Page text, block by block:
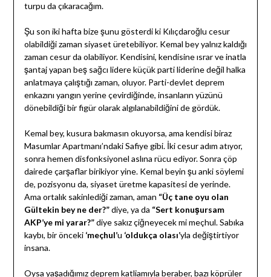
turpu da çıkaracağım.
Şu son iki hafta bize şunu gösterdi ki Kılıçdaroğlu cesur
olabildiği zaman siyaset üretebiliyor. Kemal bey yalnız kaldığı
zaman cesur da olabiliyor. Kendisini, kendisine ısrar ve inatla
şantaj yapan beş sağcı lidere küçük parti liderine değil halka
anlatmaya çalıştığı zaman, oluyor. Parti-devlet deprem
enkazını yangın yerine çevirdiğinde, insanların yüzünü
dönebildiği bir figür olarak algılanabildiğini de gördük.
Kemal bey, kusura bakmasın okuyorsa, ama kendisi biraz
Masumlar Apartmanı’ndaki Safiye gibi. İki cesur adım atıyor,
sonra hemen disfonksiyonel aslına rücu ediyor. Sonra çöp
dairede çarşaflar birikiyor yine. Kemal beyin şu anki söylemi
de, pozisyonu da, siyaset üretme kapasitesi de yerinde.
Ama ortalık sakinlediği zaman, aman “Üç tane oyu olan
Gültekin bey ne der?”diye, ya da “Sert konuşursam
AKP’ye mi yarar?”diye sakız çiğneyecek mi meçhul. Sabıka
kaybı, bir önceki‘meçhul’u ‘oldukça olası’yla değiştirtiyor
insana.
Oysa yaşadığımız deprem katliamıyla beraber, bazı köprüler